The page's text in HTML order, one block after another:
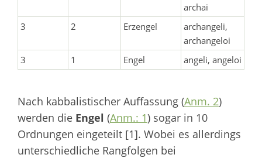
archai
3
2 Erzengel
archangeli,
archangeloi
3
1 Engel angeli, angeloi
Nach kabbalistischer Auffassung (Anm. 2)
werden die Engel (Anm.: 1) sogar in 10
Ordnungen eingeteilt [1]. Wobei es allerdings
unterschiedliche Rangfolgen bei